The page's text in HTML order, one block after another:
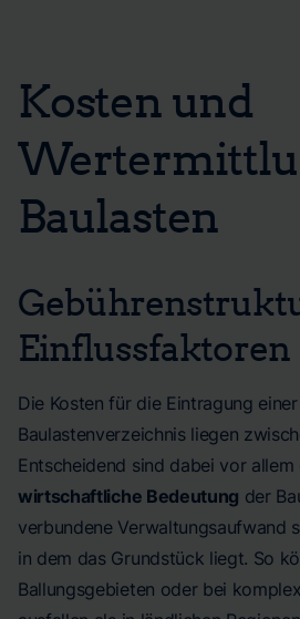
Kosten und
Baulasten
Einflussfaktoren
Die Kosten für die Eintragung
Baulastenverzeichnis liegen
Entscheidend sind dabei vor allem
wirtschaftliche Bedeutung der
verbundene Verwaltungsaufwand
in dem das Grundstück liegt. So
Ballungsgebieten oder bei